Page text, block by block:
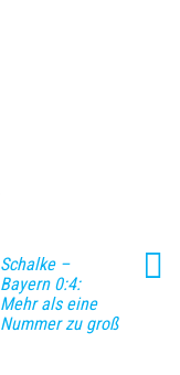
Schalke –
Bayern 0:4:
Mehr als eine
Nummer zu groß